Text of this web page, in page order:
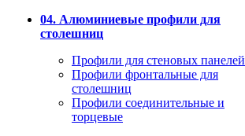
04. Алюминиевые профили для
столешниц
Профили для стеновых панелей
Профили фронтальные для
столешниц
Профили соединительные и
торцевые